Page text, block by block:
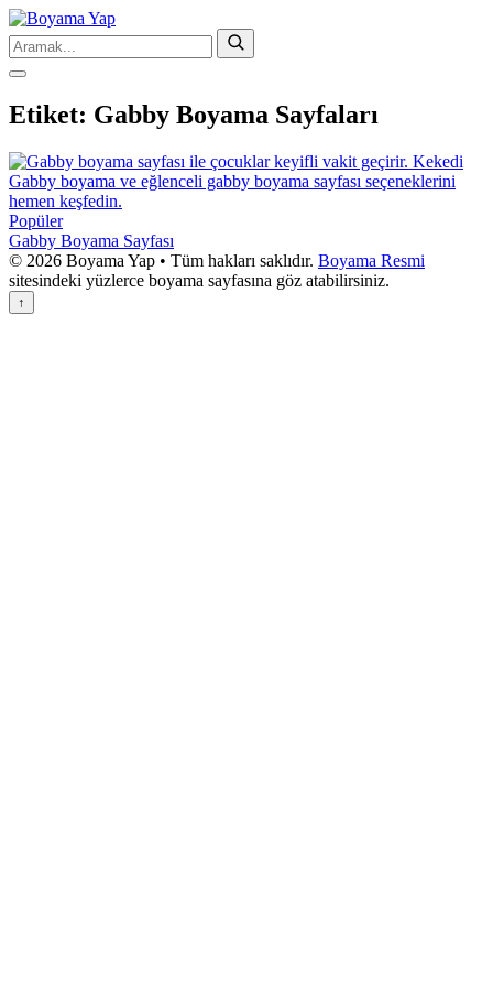
Etiket: Gabby Boyama Sayfaları
Popüler
Gabby Boyama Sayfası
© 2026 Boyama Yap • Tüm hakları saklıdır. Boyama Resmi
sitesindeki yüzlerce boyama sayfasına göz atabilirsiniz.
↑